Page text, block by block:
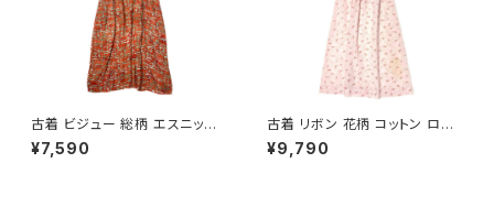
古着 ビジュー 総柄 エスニック
柄 ロング丈 半袖 ワンピース オ
レンジ (otu2605039)
¥7,590
古着 リボン 花柄 コットン ロン
グ丈 半袖 ワンピース ピンク (o
tu2604073)
¥9,790